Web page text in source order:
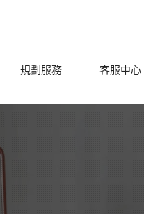
規劃服務 客服中心